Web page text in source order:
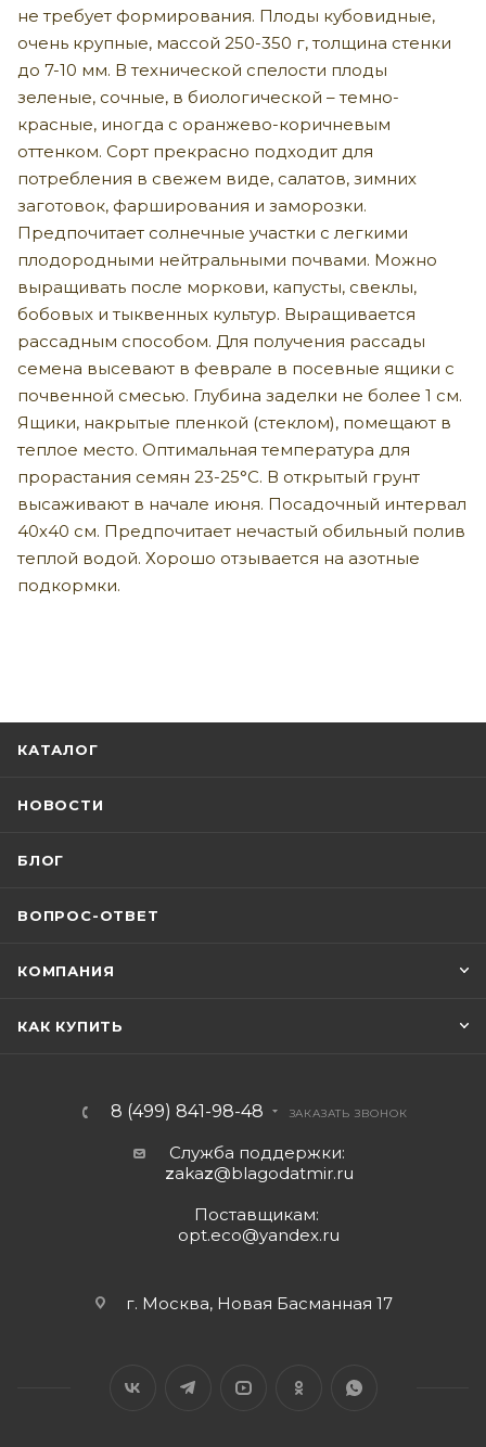
не требует формирования. Плоды кубовидные,
очень крупные, массой 250-350 г, толщина стенки
до 7-10 мм. В технической спелости плоды
зеленые, сочные, в биологической – темно-
красные, иногда с оранжево-коричневым
оттенком. Сорт прекрасно подходит для
потребления в свежем виде, салатов, зимних
заготовок, фарширования и заморозки.
Предпочитает солнечные участки с легкими
плодородными нейтральными почвами. Можно
выращивать после моркови, капусты, свеклы,
бобовых и тыквенных культур. Выращивается
рассадным способом. Для получения рассады
семена высевают в феврале в посевные ящики с
почвенной смесью. Глубина заделки не более 1 см.
Ящики, накрытые пленкой (стеклом), помещают в
теплое место. Оптимальная температура для
прорастания семян 23-25°С. В открытый грунт
высаживают в начале июня. Посадочный интервал
40х40 см. Предпочитает нечастый обильный полив
теплой водой. Хорошо отзывается на азотные
подкормки.
КАТАЛОГ
НОВОСТИ
БЛОГ
ВОПРОС-ОТВЕТ
КОМПАНИЯ
КАК КУПИТЬ
8 (499) 841-98-48 ЗАКАЗАТЬ ЗВОНОК
Служба поддержки:
zakaz@blagodatmir.ru
Поставщикам:
opt.eco@yandex.ru
г. Москва, Новая Басманная 17